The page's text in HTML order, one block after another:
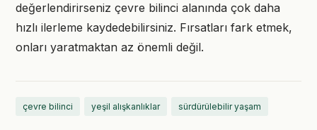
değerlendirirseniz çevre bilinci alanında çok daha
hızlı ilerleme kaydedebilirsiniz. Fırsatları fark etmek,
onları yaratmaktan az önemli değil.
çevre bilinci yeşil alışkanlıklar sürdürülebilir yaşam